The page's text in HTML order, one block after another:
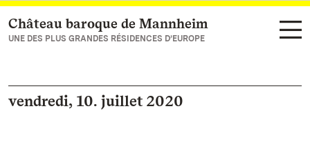
Vers la page d’accueil
Château baroque de Mannheim
UNE DES PLUS GRANDES RÉSIDENCES D’EUROPE
vendredi, 10. juillet 2020